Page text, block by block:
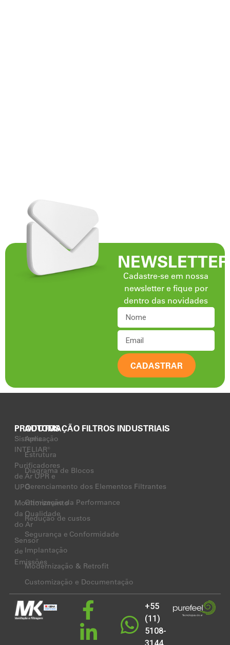
NEWSLETTER
Cadastre-se em nossa
newsletter e fique por
dentro das novidades
CADASTRAR
PRODUTOS
Sistema
INTELIAR®
Purificadores
de Ar UPR e
UPO
Monitoramento
da Qualidade
do Ar
Sensor
de
Emissões
AUTOMAÇÃO FILTROS INDUSTRIAIS
Aplicação
Estrutura
Diagrama de Blocos
Gerenciamento dos Elementos Filtrantes
Otimização da Performance
Redução de custos
Segurança e Conformidade
Implantação
Modernização & Retrofit
Customização e Documentação
+55
(11)
5108-
3144